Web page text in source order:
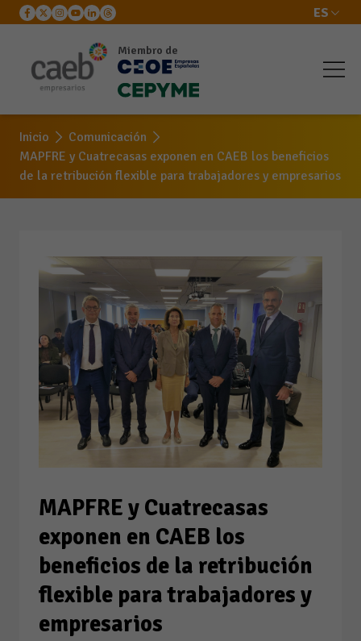
ES
Miembro de
Inicio
Comunicación
MAPFRE y Cuatrecasas exponen en CAEB los beneficios
de la retribución flexible para trabajadores y empresarios
MAPFRE y Cuatrecasas
exponen en CAEB los
beneficios de la retribución
flexible para trabajadores y
empresarios